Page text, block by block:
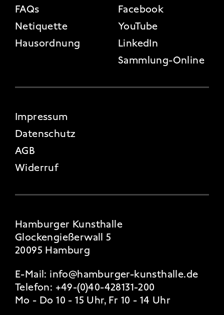
FAQs
Netiquette
Hausordnung
Facebook
YouTube
LinkedIn
Sammlung-Online
FOOTER 4
Impressum
Datenschutz
AGB
Widerruf
Hamburger Kunsthalle
Glockengießerwall 5
20095 Hamburg
E-Mail: info@hamburger-kunsthalle.de
Telefon: +49-(0)40-428131-200
Mo - Do 10 - 15 Uhr, Fr 10 - 14 Uhr